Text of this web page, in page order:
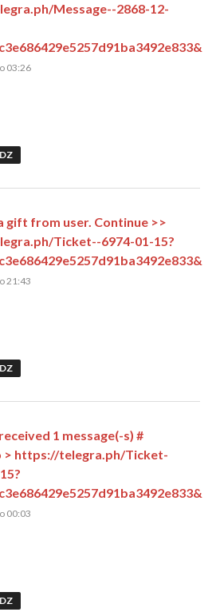
Message--2868-12-
03:26
gift from user. Continue >>
Ticket--6974-01-15?
21:43
1 message(-s) #
> https://telegra.ph/Ticket-
00:03